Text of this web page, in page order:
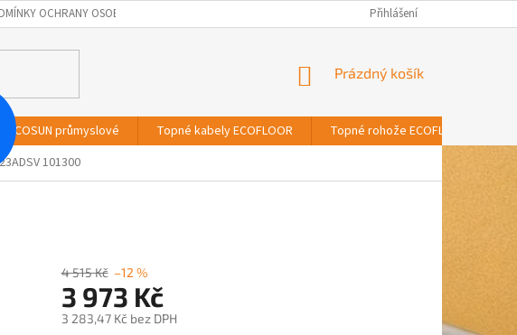
OCHRANY OSOBNÍCH ÚDAJŮ Přihlášení
NÁKUPNÍ
Prázdný košík
ECOSUN průmyslové Topné kabely ECOFLOOR Topné rohože ECOFLOOR
23ADSV 101300
4 515 Kč –12 %
3 973 Kč
3 283,47 Kč bez DPH